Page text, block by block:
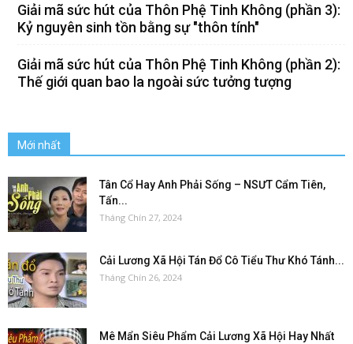
Giải mã sức hút của Thôn Phệ Tinh Không (phần 3):
Kỷ nguyên sinh tồn bằng sự "thôn tính"
Giải mã sức hút của Thôn Phệ Tinh Không (phần 2):
Thế giới quan bao la ngoài sức tưởng tượng
Mới nhất
Tân Cổ Hay Anh Phải Sống – NSƯT Cẩm Tiên,
Tấn...
Tháng Chín 27, 2024
Cải Lương Xã Hội Tán Đổ Cô Tiểu Thư Khó Tánh...
Tháng Chín 26, 2024
Mê Mẩn Siêu Phẩm Cải Lương Xã Hội Hay Nhất